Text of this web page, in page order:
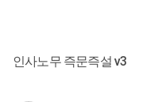
인사노무 즉문즉설 v3